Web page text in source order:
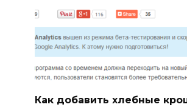
Как добавить хлебные